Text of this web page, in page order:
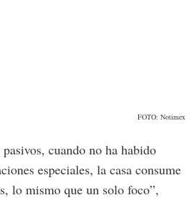
FOTO: Notimex
cuando no ha habido
especiales, la casa consume
lo mismo que un solo foco”,